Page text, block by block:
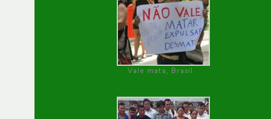
Vale mata, Brasil